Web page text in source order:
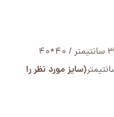
در چهار سایز موجود است: 35*35 سانتیمتر / 40*40
(سایز مورد نظر را